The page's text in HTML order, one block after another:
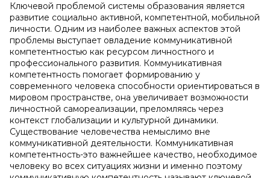
Ключевой проблемой системы образования является
развитие социально активной, компетентной, мобильной
личности. Одним из наиболее важных аспектов этой
проблемы выступает овладение коммуникативной
компетентностью как ресурсом личностного и
профессионального развития. Коммуникативная
компетентность помогает формированию у
современного человека способности ориентироваться в
мировом пространстве, она увеличивает возможности
личностной самореализации, преломляясь через
контекст глобализации и культурной динамики.
Существование человечества немыслимо вне
коммуникативной деятельности. Коммуникативная
компетентность-это важнейшее качество, необходимое
человеку во всех ситуациях жизни и именно поэтому